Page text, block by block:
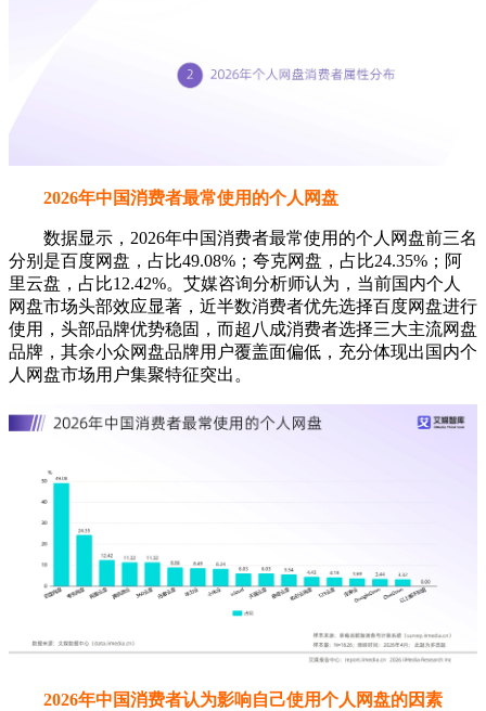
2026年中国消费者最常使用的个人网盘
数据显示，2026年中国消费者最常使用的个人网盘前三名
分别是百度网盘，占比49.08%；夸克网盘，占比24.35%；阿
里云盘，占比12.42%。艾媒咨询分析师认为，当前国内个人
网盘市场头部效应显著，近半数消费者优先选择百度网盘进行
使用，头部品牌优势稳固，而超八成消费者选择三大主流网盘
品牌，其余小众网盘品牌用户覆盖面偏低，充分体现出国内个
人网盘市场用户集聚特征突出。
2026年中国消费者认为影响自己使用个人网盘的因素